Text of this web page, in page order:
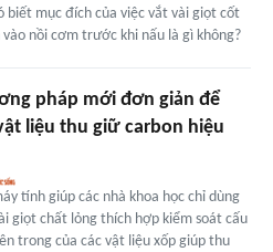
biết mục đích của việc vắt vài giọt cốt
vào nồi cơm trước khi nấu là gì không?
pháp mới đơn giản để
liệu thu giữ carbon hiệu
tính giúp các nhà khoa học chỉ dùng
giọt chất lỏng thích hợp kiểm soát cấu
trong của các vật liệu xốp giúp thu